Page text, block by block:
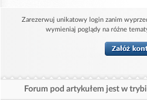
Zarezerwuj unikatowy login zanim
wymieniaj poglądy na różne
Forum pod artykułem jest w